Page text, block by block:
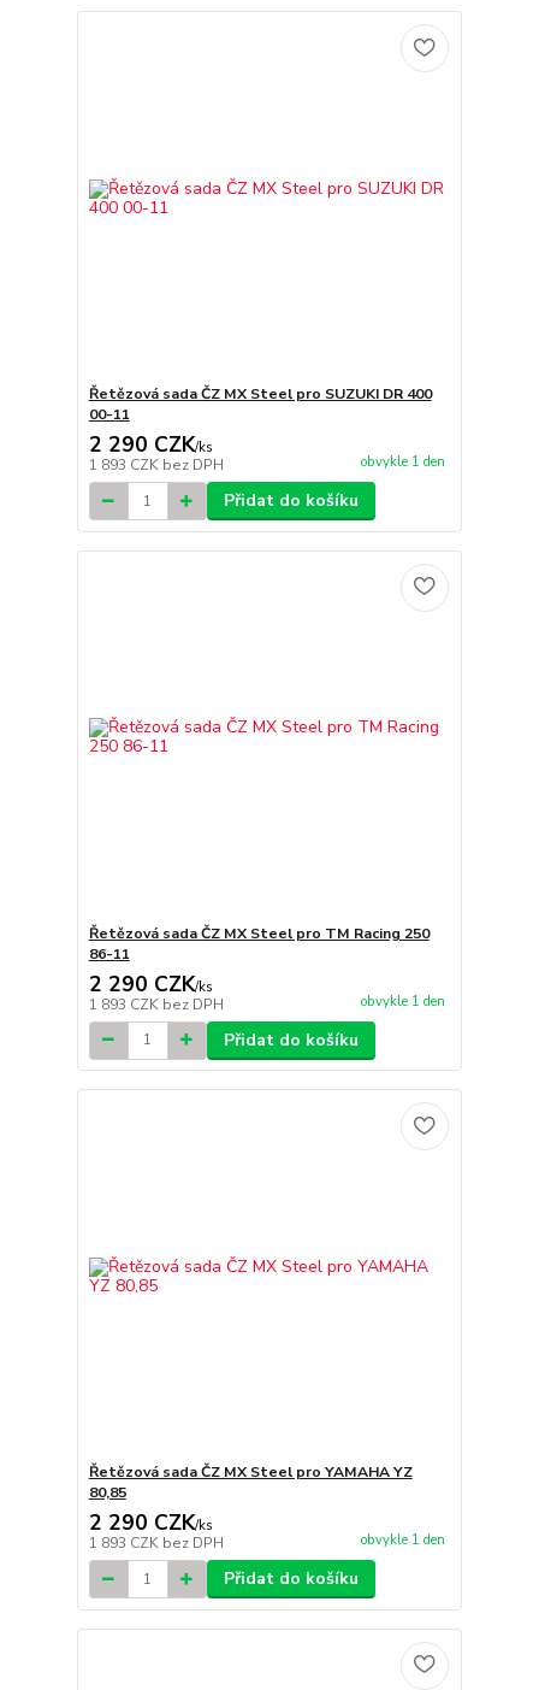
Řetězová sada ČZ MX Steel pro SUZUKI DR 400
00-11
2 290 CZK/ks
1 893 CZK bez DPH obvykle 1 den
Přidat do košíku
Řetězová sada ČZ MX Steel pro TM Racing 250
86-11
2 290 CZK/ks
1 893 CZK bez DPH obvykle 1 den
Přidat do košíku
Řetězová sada ČZ MX Steel pro YAMAHA YZ
80,85
2 290 CZK/ks
1 893 CZK bez DPH obvykle 1 den
Přidat do košíku